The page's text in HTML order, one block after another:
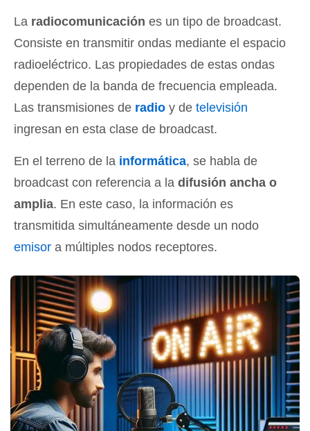
La radiocomunicación es un tipo de broadcast.
Consiste en transmitir ondas mediante el espacio
radioeléctrico. Las propiedades de estas ondas
dependen de la banda de frecuencia empleada.
Las transmisiones de radio y de televisión
ingresan en esta clase de broadcast.
En el terreno de la informática, se habla de
broadcast con referencia a la difusión ancha o
amplia. En este caso, la información es
transmitida simultáneamente desde un nodo
emisor a múltiples nodos receptores.